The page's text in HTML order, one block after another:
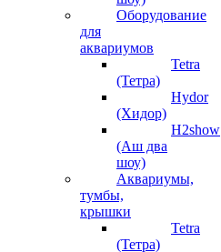
Оборудование
для
аквариумов
Tetra
(Тетра)
Hydor
(Хидор)
H2show
(Аш два
шоу)
Аквариумы,
тумбы,
крышки
Tetra
(Тетра)